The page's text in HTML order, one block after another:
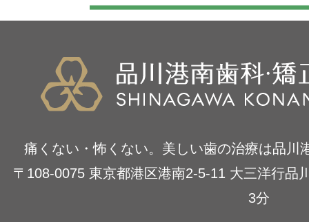
痛くない・怖くない。美しい歯の治療は品川
〒108-0075 東京都港区港南2-5-11 大三洋行品
3分